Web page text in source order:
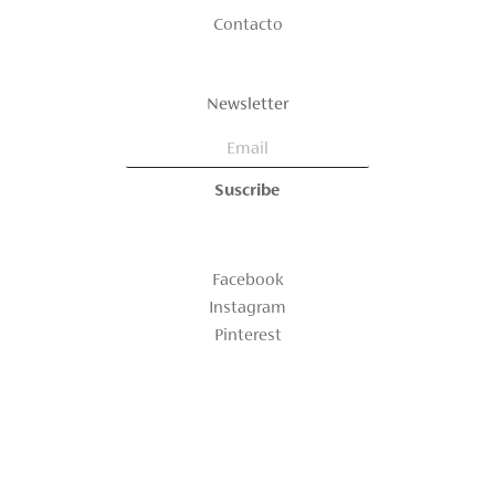
Contacto
Newsletter
Facebook
Instagram
Pinterest